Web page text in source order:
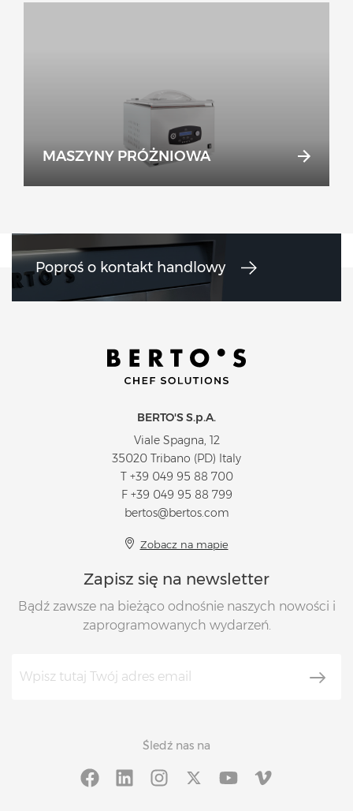
MASZYNY PRÓŻNIOWA
Poproś o kontakt handlowy
BERTO'S S.p.A.
Viale Spagna, 12
35020 Tribano (PD) Italy
T +39 049 95 88 700
F +39 049 95 88 799
bertos@bertos.com
Zobacz na mapie
Zapisz się na newsletter
Bądź zawsze na bieżąco odnośnie naszych nowości i
zaprogramowanych wydarzeń.
Śledź nas na